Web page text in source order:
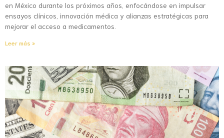
en México durante los próximos años, enfocándose en impulsar
ensayos clínicos, innovación médica y alianzas estratégicas para
mejorar el acceso a medicamentos.
Leer más »